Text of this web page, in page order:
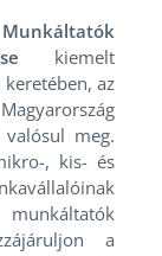
kiemelt
az
valósul meg.
, kis- és
a